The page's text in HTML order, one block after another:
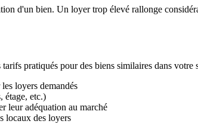
d'un bien. Un loyer trop élevé rallonge
pratiqués pour des biens similaires dans votre
loyers demandés
étage, etc.)
leur adéquation au marché
locaux des loyers